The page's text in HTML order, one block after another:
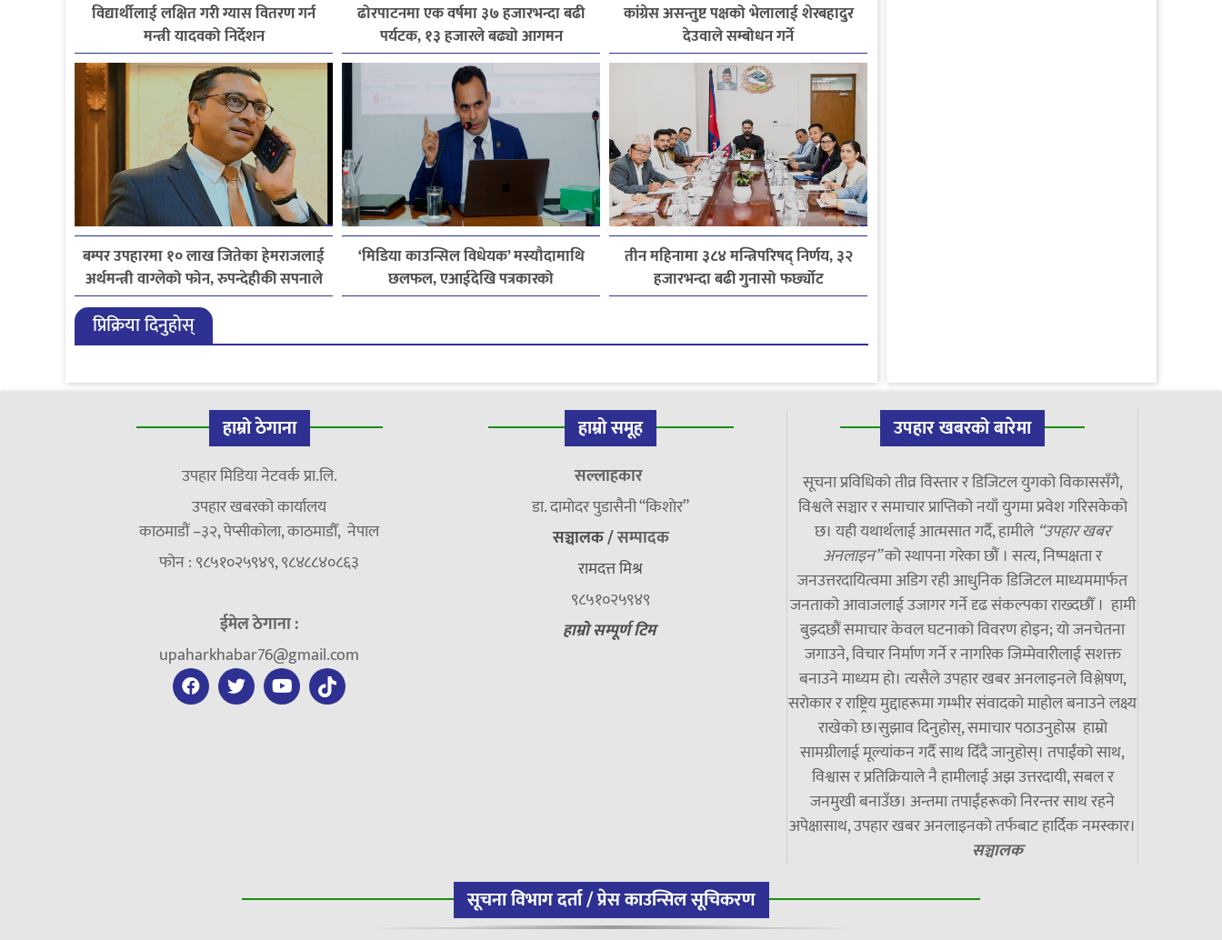
विद्यार्थीलाई लक्षित गरी ग्यास वितरण गर्न
मन्त्री यादवको निर्देशन
ढोरपाटनमा एक वर्षमा ३७ हजारभन्दा बढी
पर्यटक, १३ हजारले बढ्यो आगमन
कांग्रेस असन्तुष्ट पक्षको भेलालाई शेरबहादुर
देउवाले सम्बोधन गर्ने
बम्पर उपहारमा १० लाख जितेका हेमराजलाई
अर्थमन्त्री वाग्लेको फोन, रुपन्देहीकी सपनाले
जितिन् एक लाख
‘मिडिया काउन्सिल विधेयक’ मस्यौदामाथि
छलफल, एआईदेखि पत्रकारको
लाइसेन्ससम्मका विषयमा सुझाव
तीन महिनामा ३८४ मन्त्रिपरिषद् निर्णय, ३२
हजारभन्दा बढी गुनासो फर्छ्योट
प्रिक्रिया दिनुहोस्
हाम्रो ठेगाना
उपहार मिडिया नेटवर्क प्रा.लि.
उपहार खबरको कार्यालय
काठमाडौं –३२, पेप्सीकोला, काठमाडौँ, नेपाल
फोन : ९८५१०२५९४९, ९८४८८४०८६३
ईमेल ठेगाना :
upaharkhabar76@gmail.com
हाम्रो समूह
सल्लाहकार
डा. दामाेदर पुडासैनी “किशाेर”
सञ्चालक /सम्पादक
रामदत्त मिश्र
९८५१०२५९४९
हाम्रो सम्पूर्ण टिम
उपहार खबरको बारेमा
सूचना प्रविधिको तीव्र विस्तार र डिजिटल युगको विकाससँगै,
विश्वले सञ्चार र समाचार प्राप्तिको नयाँ युगमा प्रवेश गरिसकेको
छ। यही यथार्थलाई आत्मसात गर्दै, हामीले “उपहार खबर
अनलाइन”को स्थापना गरेका छौं । सत्य, निष्पक्षता र
जनउत्तरदायित्वमा अडिग रही आधुनिक डिजिटल माध्यममार्फत
जनताको आवाजलाई उजागर गर्ने दृढ संकल्पका राख्दछौँ । हामी
बुझ्दछौं समाचार केवल घटनाको विवरण होइन; यो जनचेतना
जगाउने, विचार निर्माण गर्ने र नागरिक जिम्मेवारीलाई सशक्त
बनाउने माध्यम हो। त्यसैले उपहार खबर अनलाइनले विश्लेषण,
सरोकार र राष्ट्रिय मुद्दाहरूमा गम्भीर संवादको माहोल बनाउने लक्ष्य
राखेको छ।सुझाव दिनुहोस्, समाचार पठाउनुहोस्र हाम्रो
सामग्रीलाई मूल्यांकन गर्दै साथ दिँदै जानुहोस्। तपाईंको साथ,
विश्वास र प्रतिक्रियाले नै हामीलाई अझ उत्तरदायी, सबल र
जनमुखी बनाउँछ। अन्तमा तपाईंहरूको निरन्तर साथ रहने
अपेक्षासाथ, उपहार खबर अनलाइनको तर्फबाट हार्दिक नमस्कार।
सञ्चालक
सूचना विभाग दर्ता / प्रेस काउन्सिल सूचिकरण